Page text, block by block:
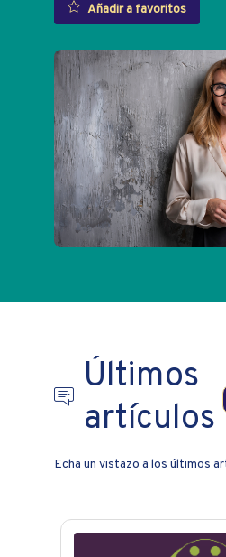
Añadir a favoritos
Últimos
artículos
Echa un vistazo a los últimos